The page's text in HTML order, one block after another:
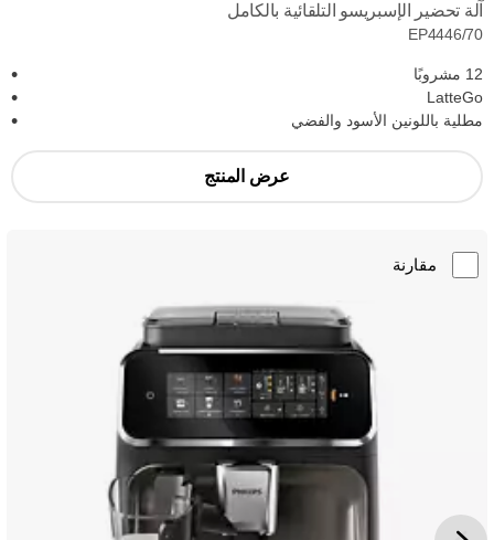
آلة تحضير الإسبريسو التلقائية بالكامل
EP4446/70
12 مشروبًا
LatteGo
مطلية باللونين الأسود والفضي
عرض المنتج
مقارنة